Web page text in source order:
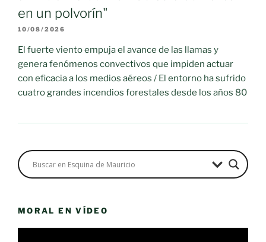
en un polvorín"
10/08/2026
El fuerte viento empuja el avance de las llamas y
genera fenómenos convectivos que impiden actuar
con eficacia a los medios aéreos / El entorno ha sufrido
cuatro grandes incendios forestales desde los años 80
MORAL EN VÍDEO